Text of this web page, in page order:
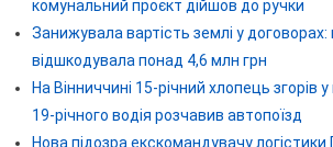
комунальний проєкт дійшов до ручки
Занижувала вартість землі у договорах:
відшкодувала понад 4,6 млн грн
На Вінниччині 15-річний хлопець згорів
19-річного водія розчавив автопоїзд
Нова підозра екскомандувачу логістики